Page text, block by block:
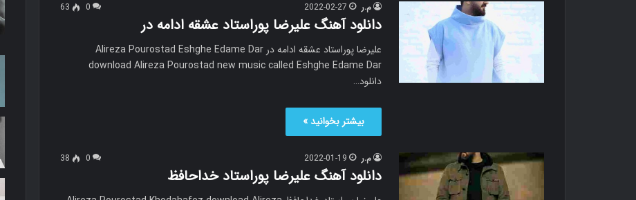
م.ر 2022-02-27
0
63
دانلود آهنگ علیرضا پوراستاد عشقه ادامه در
علیرضا پوراستاد عشقه ادامه در Alireza Pourostad Eshghe Edame Dar
download Alireza Pourostad new music called Eshghe Edame Dar
دانلود…
بیشتر بخوانید »
م.ر 2022-01-19
0
38
دانلود آهنگ علیرضا پوراستاد خداحافظ